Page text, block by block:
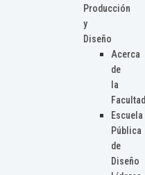
Producción
y
Diseño
Acerca
de
la
Facultad
Escuela
Pública
de
Diseño